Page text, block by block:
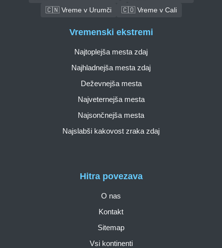
🇨🇳 Vreme v Urumči
🇨🇴 Vreme v Cali
Hitra povezava
O nas
Kontakt
Sitemap
Vsi kontinenti
Vremenski ekstremi
Najtoplejša mesta zdaj
Najhladnejša mesta zdaj
Deževnejša mesta
Najveternejša mesta
Najsončnejša mesta
Najslabši kakovost zraka zdaj